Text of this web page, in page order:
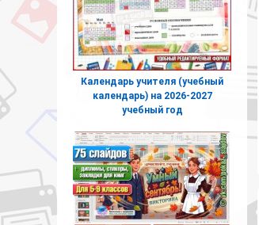
Календарь учителя (учебный
календарь) на 2026-2027
учебный год